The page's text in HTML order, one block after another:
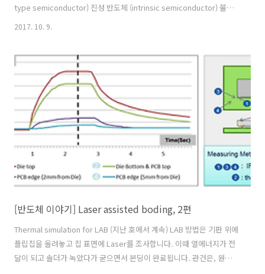
type semiconductor) 진성 반도체 (intrinsic semiconductor) 불순
물 반도체 (extrinsic semiconductor) WRITTEN BY 미스터반 안녕하
분야이고 취미는 요리, 음악감상, 여행, 영화감상입니다. 일본, 중국, 필
리핀, 대만, 말레이시아 등지에 아지트가 있어 자주 출장을 떠나는데요.
앞으로 세계 각 지역의 현지 문화 소식도 종종 전해드리겠습니다.
2017. 10. 9.
[반도체 이야기] Laser assisted boding, 2편
Thermal simulation for LAB (지난 호에서 계속) LAB 방법은 기판 위에
플립칩을 올려놓고 칩 표면에 Laser를 조사합니다. 이때 열에너지가 전
달이 되고 솔더가 녹았다가 굳으면서 본딩이 완료됩니다. 관건은, 원하는